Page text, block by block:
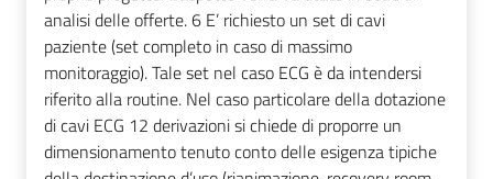
analisi delle offerte. 6 E’ richiesto un set di cavi
paziente (set completo in caso di massimo
monitoraggio). Tale set nel caso ECG è da intendersi
riferito alla routine. Nel caso particolare della dotazione
di cavi ECG 12 derivazioni si chiede di proporre un
dimensionamento tenuto conto delle esigenza tipiche